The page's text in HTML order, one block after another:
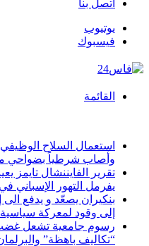
اتصل بنا
يوتيوب
فيسبوك
القائمة
استعمال السلاح
وأصاب شرطياً بضواحي
تقرير الفايننشال تايمز
يفرمل التهور الإسباني
بنكيران يصعّد و يدفع
إلى وقود لمعركة
رسوم جامعية تشعل غضب
“تكاليف باهظة”